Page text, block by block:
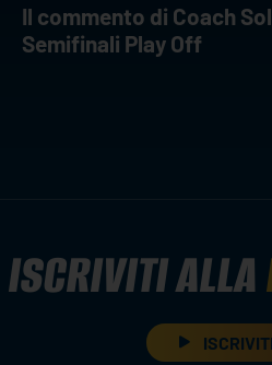
Il commento di Coach
Semifinali Play Off
ISCRIVITI ALLA